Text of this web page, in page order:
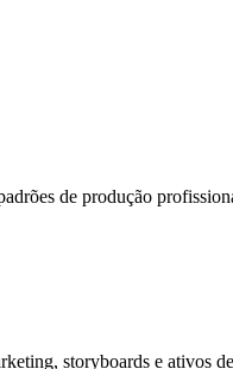
de produção
storyboards e ativos